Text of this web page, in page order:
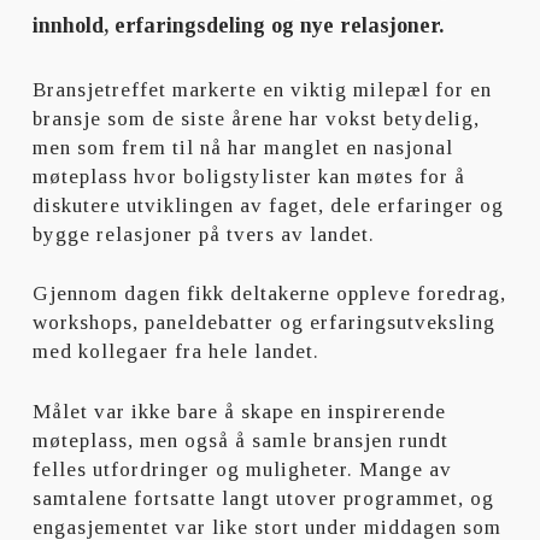
innhold, erfaringsdeling og nye relasjoner.
Bransjetreffet markerte en viktig milepæl for en
bransje som de siste årene har vokst betydelig,
men som frem til nå har manglet en nasjonal
møteplass hvor boligstylister kan møtes for å
diskutere utviklingen av faget, dele erfaringer og
bygge relasjoner på tvers av landet.
Gjennom dagen fikk deltakerne oppleve foredrag,
workshops, paneldebatter og erfaringsutveksling
med kollegaer fra hele landet.
Målet var ikke bare å skape en inspirerende
møteplass, men også å samle bransjen rundt
felles utfordringer og muligheter. Mange av
samtalene fortsatte langt utover programmet, og
engasjementet var like stort under middagen som